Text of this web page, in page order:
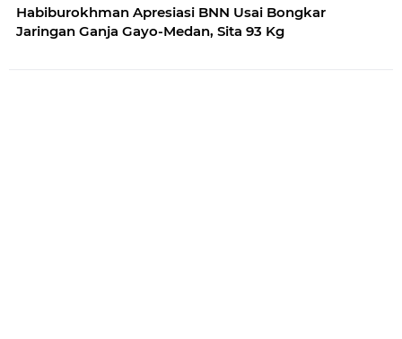
Habiburokhman Apresiasi BNN Usai Bongkar
Jaringan Ganja Gayo-Medan, Sita 93 Kg